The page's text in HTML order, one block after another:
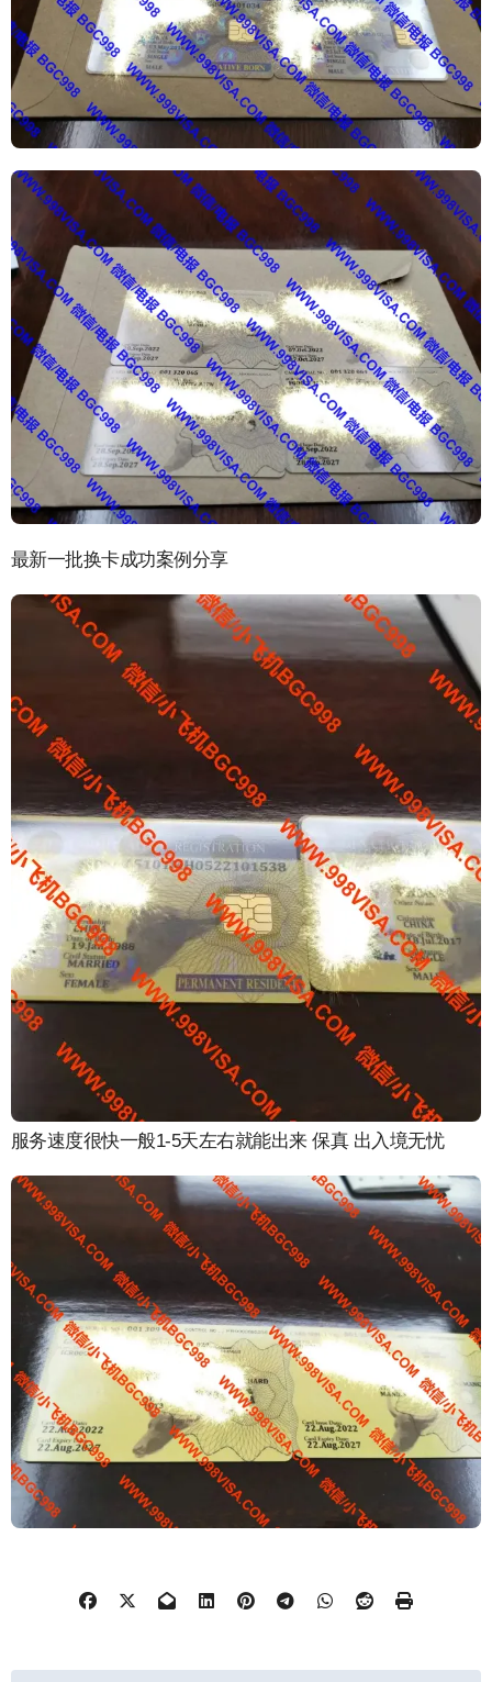
最新一批换卡成功案例分享
服务速度很快一般1-5天左右就能出来 保真 出入境无忧